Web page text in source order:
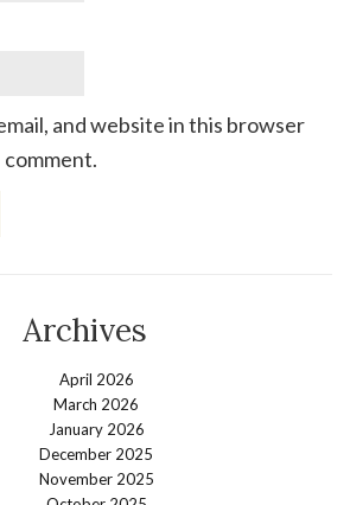
and website in this browser
Archives
April 2026
March 2026
January 2026
December 2025
November 2025